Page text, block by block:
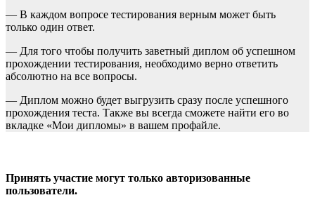
— В каждом вопросе тестирования верным может быть
только один ответ.
— Для того чтобы получить заветный диплом об успешном
прохождении тестирования, необходимо верно ответить
абсолютно на все вопросы.
— Диплом можно будет выгрузить сразу после успешного
прохождения теста. Также вы всегда сможете найти его во
вкладке «Мои дипломы» в вашем профайле.
Принять участие могут только авторизованные
пользователи.